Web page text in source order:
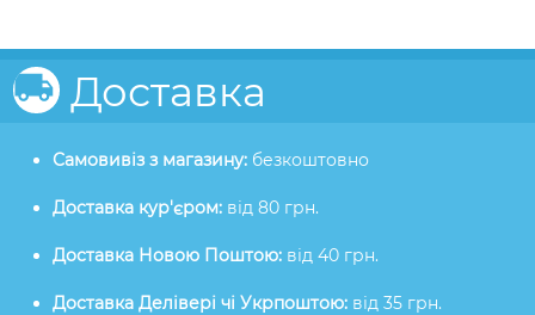
Доставка
Самовивіз з магазину: безкоштовно
Доставка кур'єром: від 80 грн.
Доставка Новою Поштою: від 40 грн.
Доставка Делівері чі Укрпоштою: від 35 грн.